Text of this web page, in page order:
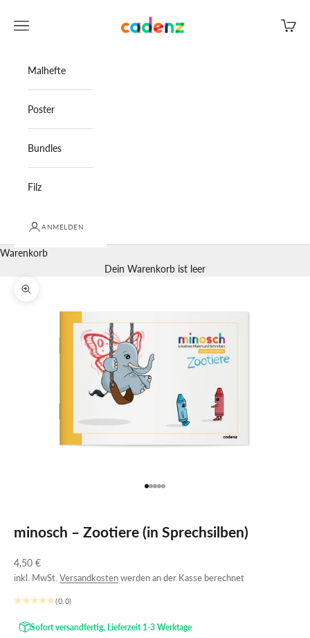
Cadenz
Menü
Malhefte
Poster
Bundles
Filz
ANMELDEN
Warenkorb
Dein Warenkorb ist leer
Bild vergrößern
Gehe zu Element 1
Gehe zu Element 2
Gehe zu Element 3
Gehe zu Element 4
Gehe zu Element 5
minosch – Zootiere (in Sprechsilben)
Angebot
4,50 €
inkl. MwSt. Versandkostenwerden an der Kasse berechnet
(0.0)
Sofort versandfertig, Lieferzeit 1-3 Werktage